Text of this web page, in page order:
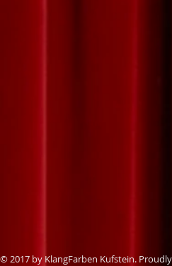
© 2017 by KlangFarben Kufstein.